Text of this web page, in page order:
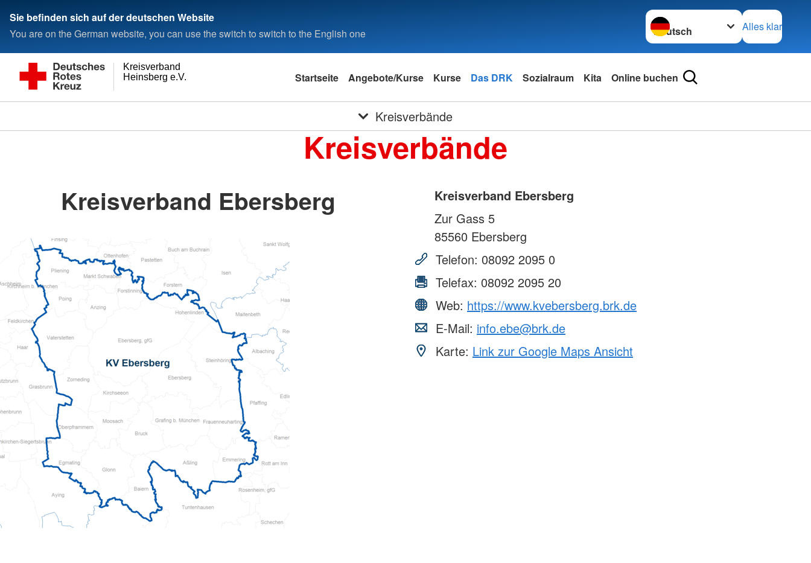
Sie befinden sich auf der deutschen Website
You are on the German website, you can use the switch to switch to the English one
Sprache wechseln zu
Alles klar
Heinsberg e.V.
Kreisverband
Startseite Angebote/Kurse Kurse Das DRK Sozialraum Kita Online buchen
Kreisverbände
Kreisverbände
Kreisverband Ebersberg
Kreisverband Ebersberg
Zur Gass 5
85560 Ebersberg
Telefon: 08092 2095 0
Telefax: 08092 2095 20
Web: https://www.kvebersberg.brk.de
E-Mail: info.ebe@brk.de
Karte: Link zur Google Maps Ansicht